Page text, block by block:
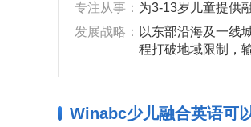
‌专注从事‌： 为3-13岁儿童提供
‌发展战略‌： 以东部沿海及一线
程打破地域限制，
Winabc少儿融合英语可